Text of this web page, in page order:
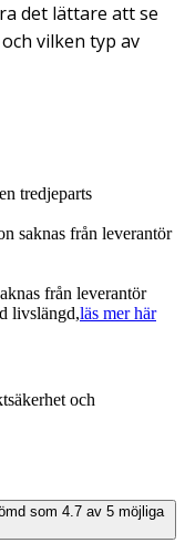
det lättare att se
vilken typ av
tredjeparts
saknas från leverantör
från leverantör
livslängd,läs mer här
och
som 4.7 av 5 möjliga